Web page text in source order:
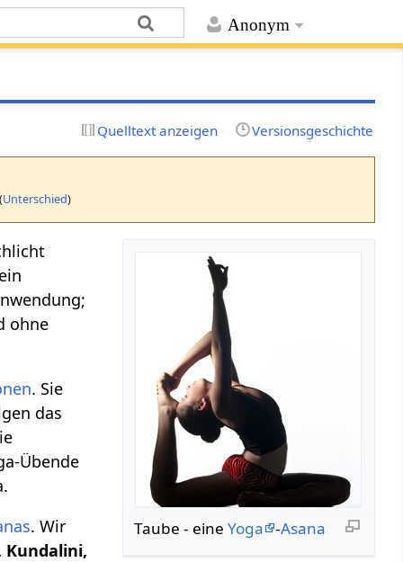
Anonym
Quelltext anzeigen Versionsgeschichte
(Unterschied)
Taube - eineYoga -Asana
ohne
. Sie
das
Übende
. Wir
Kundalini,